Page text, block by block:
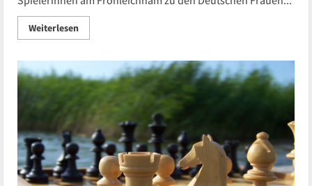
WeiterlesenRead
more
Deutsche
Frauen
MM
DLV